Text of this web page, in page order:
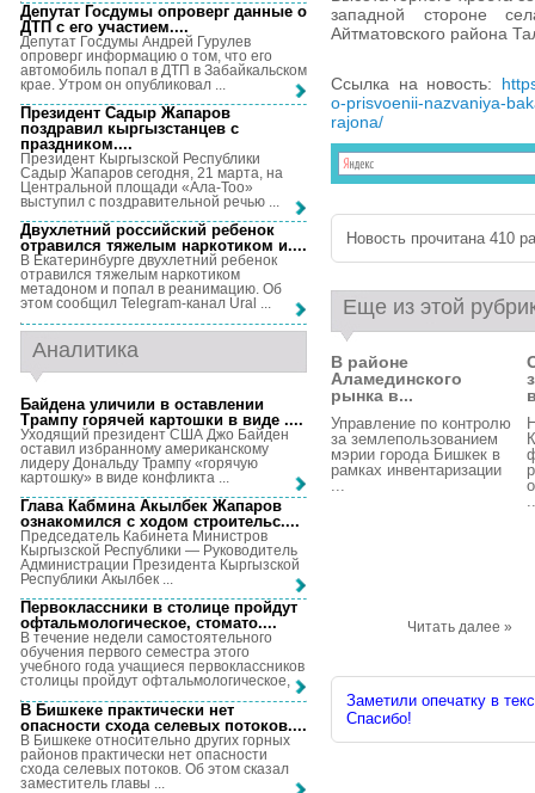
западной стороне
Айтматовского района
Ссылка на новость:
o-prisvoenii-nazvaniya-
rajona/
Новость прочитана 410
Еще из этой
В районе
Аламединского
рынка в...
Управление по контролю
за землепользованием
мэрии города Бишкек в
рамках инвентаризации
...
Читать далее »
Заметили опечатку в
Спасибо!
Депутат Госдумы опроверг данные о
ДТП с его участием....
Депутат Госдумы Андрей Гурулев
опроверг информацию о том, что его
автомобиль попал в ДТП в Забайкальском
крае. Утром он опубликовал ...
Президент Садыр Жапаров
поздравил кыргызстанцев с
праздником....
Президент Кыргызской Республики
Садыр Жапаров сегодня, 21 марта, на
Центральной площади «Ала-Тоо»
выступил с поздравительной речью ...
Двухлетний российский ребенок
отравился тяжелым наркотиком и....
В Екатеринбурге двухлетний ребенок
отравился тяжелым наркотиком
метадоном и попал в реанимацию. Об
этом сообщил Telegram-канал Ural ...
Аналитика
Байдена уличили в оставлении
Трампу горячей картошки в виде ....
Уходящий президент США Джо Байден
оставил избранному американскому
лидеру Дональду Трампу «горячую
картошку» в виде конфликта ...
Глава Кабмина Акылбек Жапаров
ознакомился с ходом строительс....
Председатель Кабинета Министров
Кыргызской Республики — Руководитель
Администрации Президента Кыргызской
Республики Акылбек ...
Первоклассники в столице пройдут
офтальмологическое, стомато....
В течение недели самостоятельного
обучения первого семестра этого
учебного года учащиеся первоклассников
столицы пройдут офтальмологическое, ...
В Бишкеке практически нет
опасности схода селевых потоков....
В Бишкеке относительно других горных
районов практически нет опасности
схода селевых потоков. Об этом сказал
заместитель главы ...